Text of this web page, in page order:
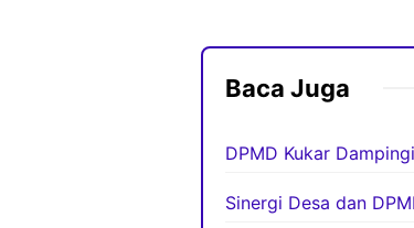
Baca Juga
DPMD Kukar
Sinergi Desa dan